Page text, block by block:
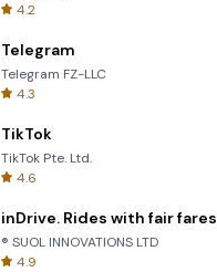
4.2
Telegram
Telegram FZ-LLC
4.3
TikTok
TikTok Pte. Ltd.
4.6
inDrive. Rides with fair fares
® SUOL INNOVATIONS LTD
4.9